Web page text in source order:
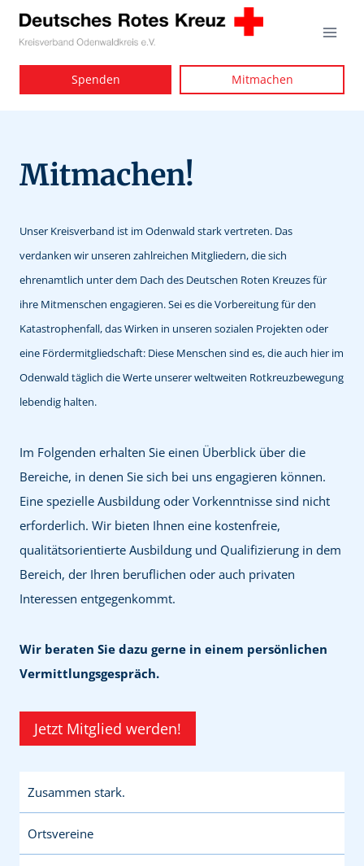
Zum
Inhalt
Spenden Mitmachen
Mitmachen!
Unser Kreisverband ist im Odenwald stark vertreten. Das
verdanken wir unseren zahlreichen Mitgliedern, die sich
ehrenamtlich unter dem Dach des Deutschen Roten Kreuzes für
ihre Mitmenschen engagieren. Sei es die Vorbereitung für den
Katastrophenfall, das Wirken in unseren sozialen Projekten oder
eine Fördermitgliedschaft: Diese Menschen sind es, die auch hier im
Odenwald täglich die Werte unserer weltweiten Rotkreuzbewegung
lebendig halten.
Im Folgenden erhalten Sie einen Überblick über die
Bereiche, in denen Sie sich bei uns engagieren können.
Eine spezielle Ausbildung oder Vorkenntnisse sind nicht
erforderlich. Wir bieten Ihnen eine kostenfreie,
qualitätsorientierte Ausbildung und Qualifizierung in dem
Bereich, der Ihren beruflichen oder auch privaten
Interessen entgegenkommt.
Wir beraten Sie dazu gerne in einem persönlichen
Vermittlungsgespräch.
Jetzt Mitglied werden!
Zusammen stark.
Ortsvereine